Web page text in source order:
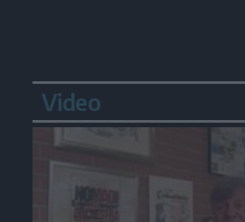
Video